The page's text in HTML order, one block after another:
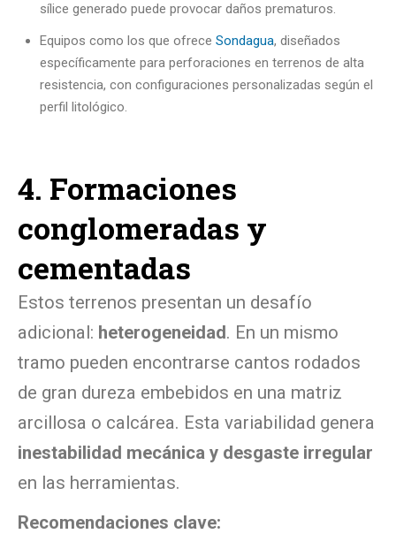
sílice generado puede provocar daños prematuros.
Equipos como los que ofrece Sondagua, diseñados
específicamente para perforaciones en terrenos de alta
resistencia, con configuraciones personalizadas según el
perfil litológico.
4. Formaciones
conglomeradas y
cementadas
Estos terrenos presentan un desafío
adicional: heterogeneidad. En un mismo
tramo pueden encontrarse cantos rodados
de gran dureza embebidos en una matriz
arcillosa o calcárea. Esta variabilidad genera
inestabilidad mecánica y desgaste irregular
en las herramientas.
Recomendaciones clave: